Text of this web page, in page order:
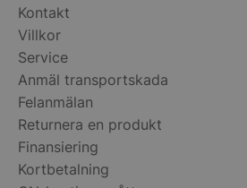
Kontakt
Villkor
Service
Anmäl transportskada
Felanmälan
Returnera en produkt
Finansiering
Kortbetalning
__lc_cst